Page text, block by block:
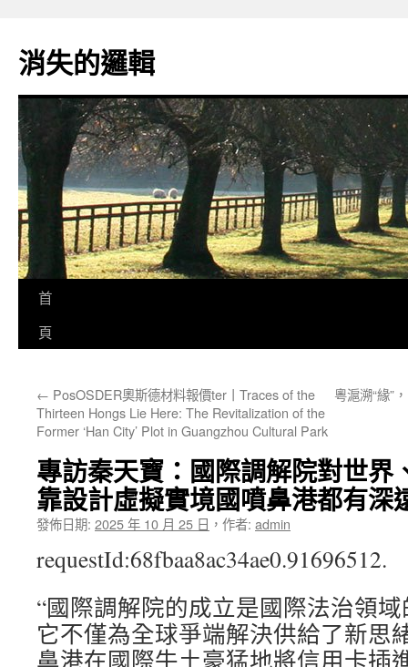
主
要
消失的邏輯
首
頁
← PosOSDER奧斯德材料報價ter丨Traces of the
Thirteen Hongs Lie Here: The Revitalization of the
Former ‘Han City’ Plot in Guangzhou Cultural Park
粵滬溯“緣”
專訪秦天寶：國際調解院對世界
靠設計虛擬實境國噴鼻港都有深
發佈日期: 2025 年 10 月 25 日 ， 作者: admin
requestId:68fbaa8ac34ae0.91696512.
“國際調解院的成立是國際法治領
它不僅為全球爭端解決供給了新思
鼻港在國際牛土豪猛地將信用卡插